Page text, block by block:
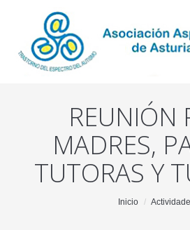
REUNIÓN
MADRES,
TUTORAS Y
Inicio